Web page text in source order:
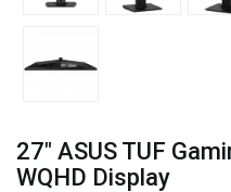
27" ASUS TUF
WQHD Display